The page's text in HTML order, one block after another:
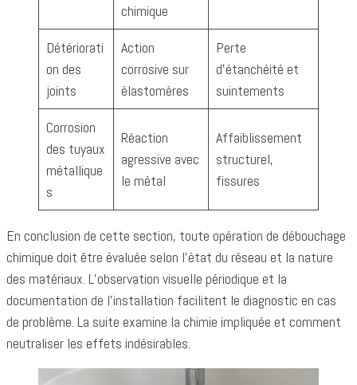
chimique
Détériorati
on des
joints
Action
corrosive sur
élastomères
Perte
d’étanchéité et
suintements
Corrosion
des tuyaux
métallique
s
Réaction
agressive avec
le métal
Affaiblissement
structurel,
fissures
En conclusion de cette section, toute opération de débouchage
chimique doit être évaluée selon l’état du réseau et la nature
des matériaux. L’observation visuelle périodique et la
documentation de l’installation facilitent le diagnostic en cas
de problème. La suite examine la chimie impliquée et comment
neutraliser les effets indésirables.